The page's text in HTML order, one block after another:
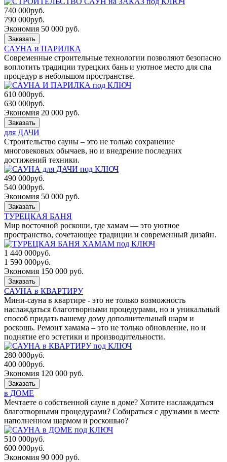
740 000руб.
790 000руб.
Экономия 50 000 руб.
Заказать
САУНА и ПАРИЛКА
Современные строительные технологии позволяют безопасно
воплотить традиции турецких бань и уютное место для спа
процедур в небольшом пространстве.
610 000руб.
630 000руб.
Экономия 20 000 руб.
Заказать
для ДАЧИ
Строительство сауны – это не только сохранение
многовековых обычаев, но и внедрение последних
достижений техники.
490 000руб.
540 000руб.
Экономия 50 000 руб.
Заказать
ТУРЕЦКАЯ БАНЯ
Мир восточной роскоши, где хамам — это уютное
пространство, сочетающее традиции и современный дизайн.
1 440 000руб.
1 590 000руб.
Экономия 150 000 руб.
Заказать
САУНА в КВАРТИРУ
Мини-сауна в квартире - это не только возможность
наслаждаться благотворными процедурами, но и уникальный
способ придать вашему дому дополнительный шарм и
роскошь. Ремонт хамама – это не только обновление, но и
поднятие его эстетики и производительности.
280 000руб.
400 000руб.
Экономия 120 000 руб.
Заказать
в ДОМЕ
Мечтаете о собственной сауне в доме? Хотите наслаждаться
благотворными процедурами? Собираться с друзьями в месте
наполненном шармом и роскошью?
510 000руб.
600 000руб.
Экономия 90 000 руб.